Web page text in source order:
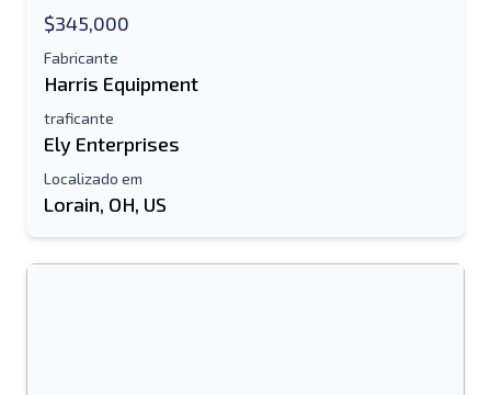
Endereço de e-mail
Móvel
$345,000
Fabricante
Harris Equipment
traficante
Ely Enterprises
Localizado em
Lorain, OH, US
Lista de texto para dispositivo móvel
Seu nome completo
informação adicional